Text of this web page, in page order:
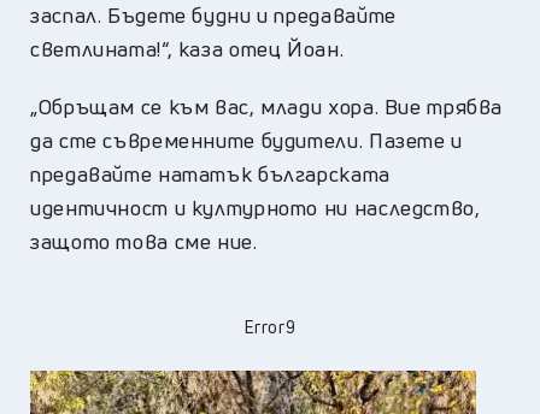
заспал. Бъдете будни и предавайте
светлината!“, каза отец Йоан.
„Обръщам се към вас, млади хора. Вие трябва
да сте съвременните будители. Пазете и
предавайте нататък българската
идентичност и културното ни наследство,
защото това сме ние.
Error9